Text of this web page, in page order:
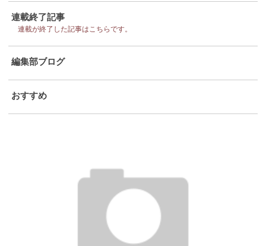
連載終了記事
連載が終了した記事はこちらです。
編集部ブログ
おすすめ